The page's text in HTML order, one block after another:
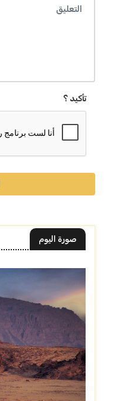
تأكيد ؟
صورة اليوم